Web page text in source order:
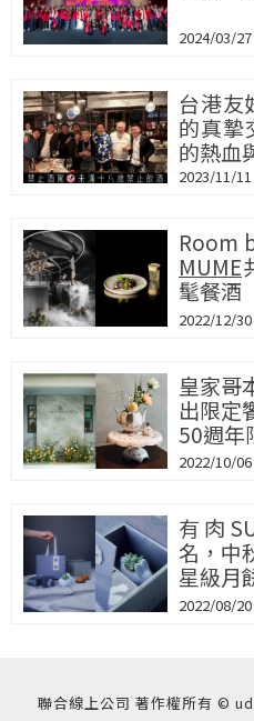
2024/03/27
台港友
的真摯
的熱血
2023/11/11
Room
MUME
髦餐酒
2022/12/30
皇家哥
出限定
50週年
2022/10/06
有肉
名，中
星級月
2022/08/20
聯合線上公司 著作權所有 ©